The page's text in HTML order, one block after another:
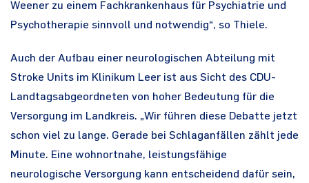
Weener zu einem Fachkrankenhaus für Psychiatrie und
Psychotherapie sinnvoll und notwendig“, so Thiele.
Auch der Aufbau einer neurologischen Abteilung mit
Stroke Units im Klinikum Leer ist aus Sicht des CDU-
Landtagsabgeordneten von hoher Bedeutung für die
Versorgung im Landkreis. „Wir führen diese Debatte jetzt
schon viel zu lange. Gerade bei Schlaganfällen zählt jede
Minute. Eine wohnortnahe, leistungsfähige
neurologische Versorgung kann entscheidend dafür sein,